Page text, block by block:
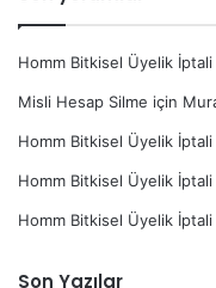
Homm Bitkisel Üyelik İptali
Misli Hesap Silme için
Homm Bitkisel Üyelik İptali
Homm Bitkisel Üyelik İptali
Homm Bitkisel Üyelik İptali
Son Yazılar